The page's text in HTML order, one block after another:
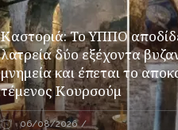
Καστοριά: Το ΥΠΠΟ
λατρεία δύο εξέχοντα
μνημεία και έπεται το
τέμενος Κουρσούμ
06/08/2026